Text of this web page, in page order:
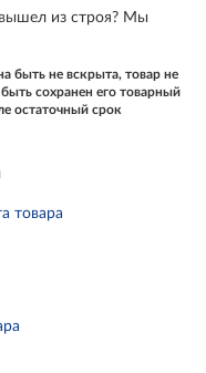
из строя? Мы
быть не вскрыта, товар не
сохранен его товарный
остаточный срок
товара